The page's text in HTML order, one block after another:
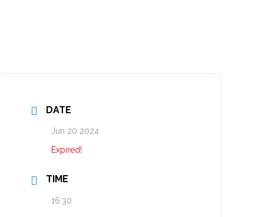
DATE
Jun 20 2024
Expired!
TIME
16:30